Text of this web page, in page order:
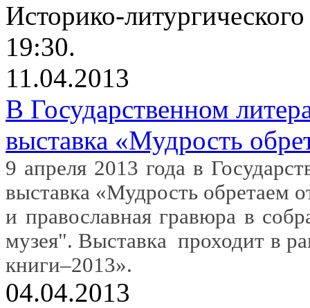
Историко-
19:30.
11.04.2013
В Государственном
выставка «Мудрость
9 апреля 2013 года в
выставка «Мудрость обретаем
и православная гравюра в
музея". Выставка проходит в
книги–2013».
04.04.2013